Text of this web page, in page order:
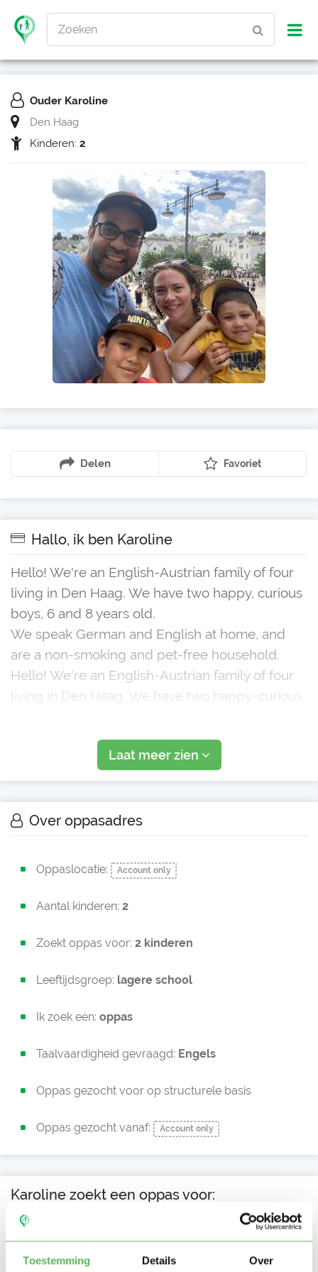
Toestemming Details Over
Zoeken
Ouder Karoline
Den Haag
Kinderen: 2
Delen Favoriet
Hallo, ik ben Karoline
Hello! We're an English-Austrian family of four
living in Den Haag. We have two happy, curious
boys, 6 and 8 years old.
We speak German and English at home, and
are a non-smoking and pet-free household.
Hello! We're an English-Austrian family of four
living in Den Haag. We have two happy, curious
We speak German and English at home, and
are a non-smoking and pet-free h
Laat meer zien
Over oppasadres
Oppaslocatie: Account only
Aantal kinderen: 2
Zoekt oppas voor: 2 kinderen
Leeftijdsgroep: lagere school
Ik zoek een: oppas
Taalvaardigheid gevraagd: Engels
Oppas gezocht voor op structurele basis
Oppas gezocht vanaf: Account only
Karoline zoekt een oppas voor:
Nog geen opgegeven data
Za
Zo
Ochtend
Namiddag
Avond